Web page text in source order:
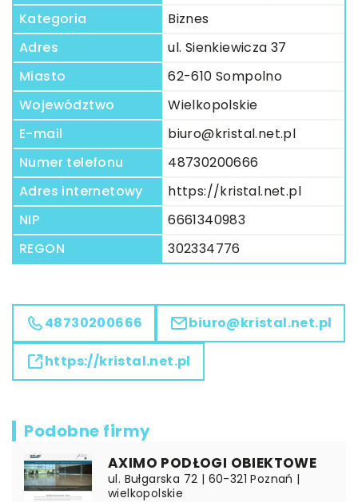
Kategoria
Biznes
Adres
ul. Sienkiewicza 37
Miasto
62-610 Sompolno
Województwo
Wielkopolskie
E-mail
biuro@kristal.net.pl
Numer telefonu
48730200666
Adres internetowy
https://kristal.net.pl
NIP
6661340983
REGON
302334776
48730200666 biuro@kristal.net.pl
https://kristal.net.pl
Podobne firmy
AXIMO PODŁOGI OBIEKTOWE
ul. Bułgarska 72 | 60-321 Poznań |
wielkopolskie